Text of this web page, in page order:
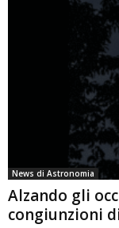
News di Astronomia
Alzando gli
congiunzioni